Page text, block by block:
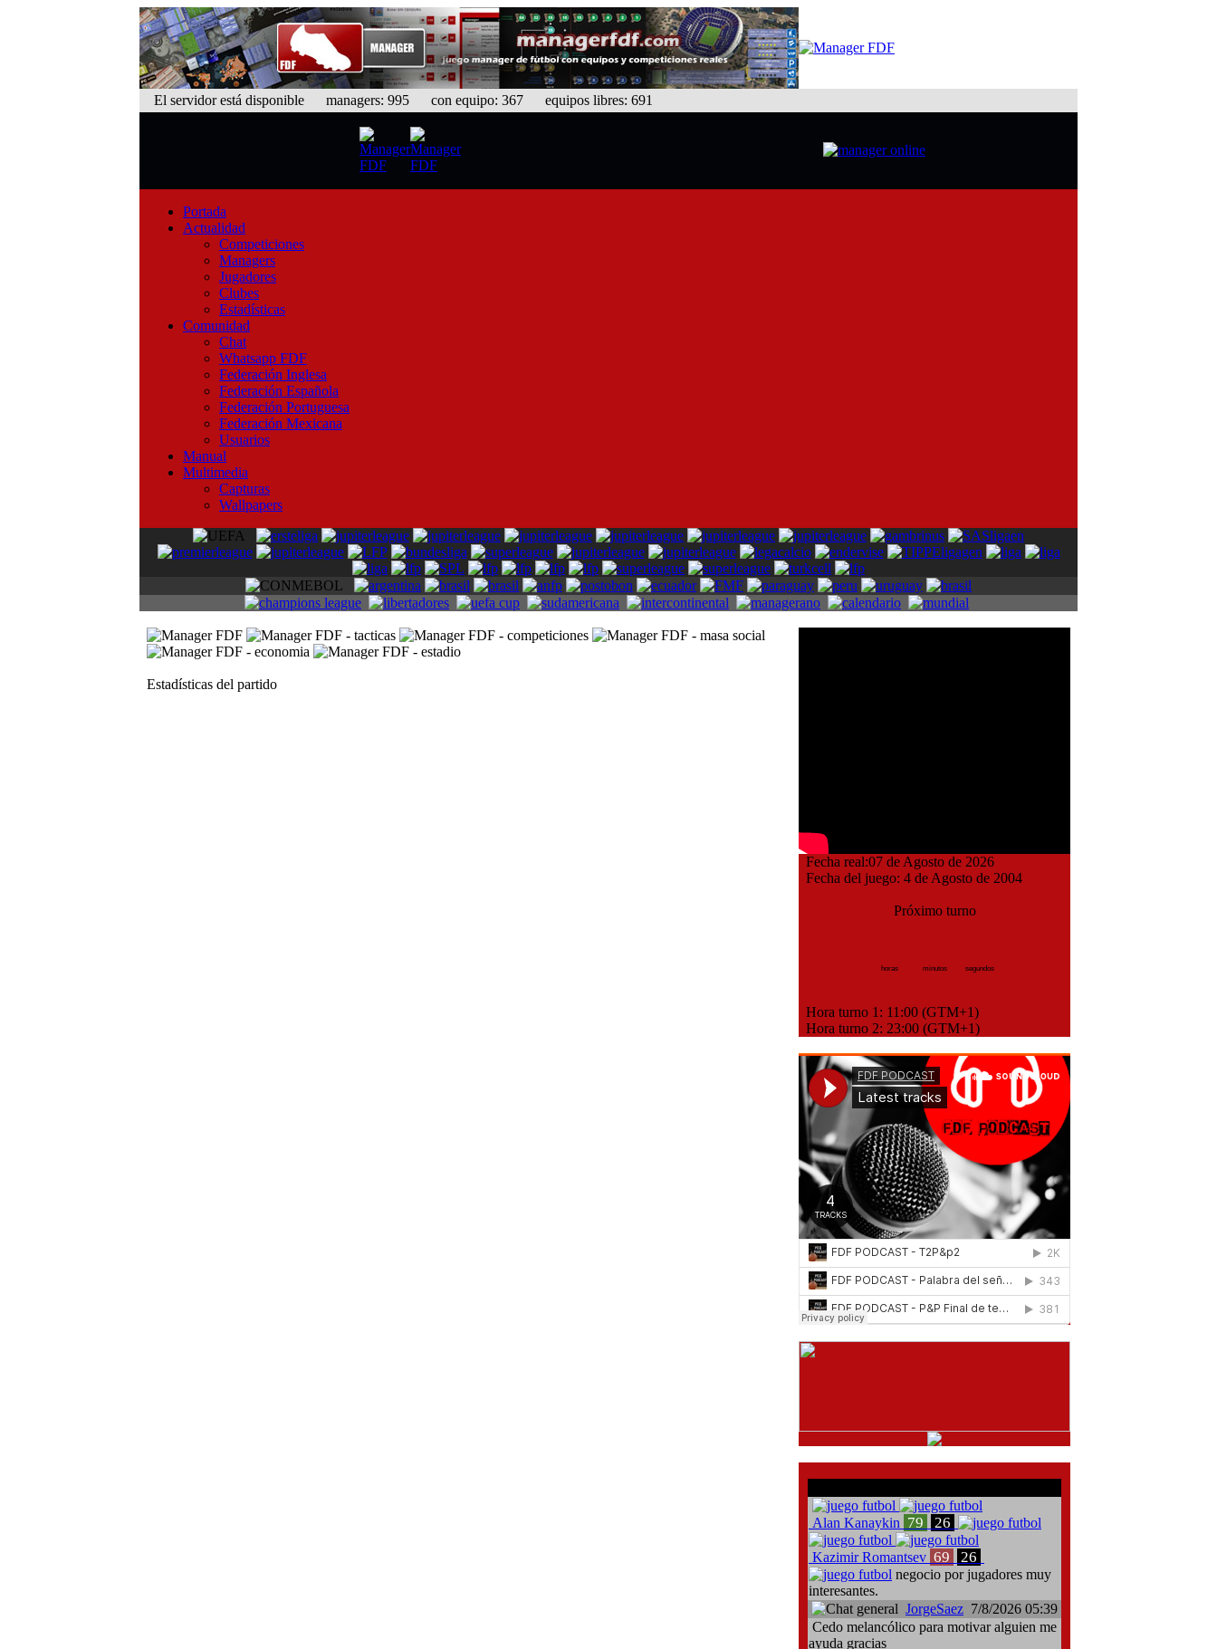
El servidor está disponible managers: 995 con equipo: 367 equipos libres: 691
Portada
Actualidad
Competiciones
Managers
Jugadores
Clubes
Estadísticas
Comunidad
Chat
Whatsapp FDF
Federación Inglesa
Federación Española
Federación Portuguesa
Federación Mexicana
Usuarios
Manual
Multimedia
Capturas
Wallpapers
Estadísticas del partido
Fecha real:07 de Agosto de 2026
Fecha del juego: 4 de Agosto de 2004
Próximo turno
horas minutos segundos
Hora turno 1: 11:00 (GTM+1)
Hora turno 2: 23:00 (GTM+1)
Alan Kanaykin 79 26
Kazimir Romantsev 69 26
negocio por jugadores muy
interesantes.
JorgeSaez 7/8/2026 05:39
Cedo melancólico para motivar alguien me
ayuda gracias